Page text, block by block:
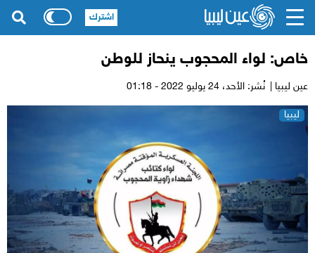
خاص: لواء المحجوب ينحاز للوطن
عين ليبيا | نُشر: الأحد،
ليبيا
اشترك